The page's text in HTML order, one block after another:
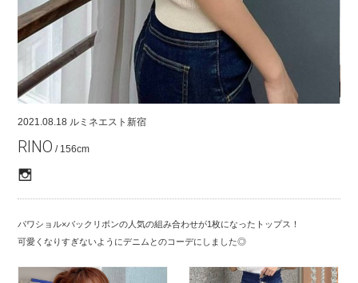
2021.08.18 ルミネエスト新宿
RINO / 156cm
パワショル×バックリボンの人気の組み合わせが1枚になったトップス！
可愛くなりすぎないようにデニムとのコーデにしました◎
COMPANY
CONTACT
RECRUIT
FOR BUSINESS PARTNER